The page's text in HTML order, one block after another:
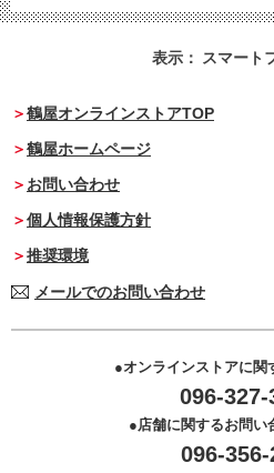
表示： スマート
鶴屋オンラインストアTOP
鶴屋ホームページ
お問い合わせ
個人情報保護方針
推奨環境
メールでのお問い合わせ
オンラインストアに関
096-327-
店舗に関するお問い
096-356-